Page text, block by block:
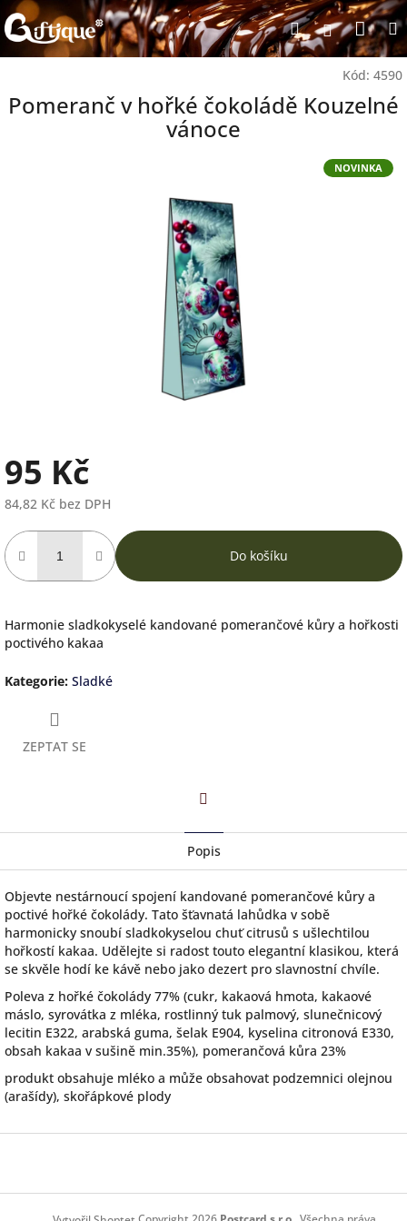
Přejít
na
obsah
Hledat
Kód: 4590
Pomeranč v hořké čokoládě Kouzelné
vánoce
NOVINKA
95 Kč
84,82 Kč bez DPH
cena:
Do košíku
Harmonie sladkokyselé kandované pomerančové kůry a hořkosti
poctivého kakaa
Kategorie: Sladké
ZEPTAT SE
Popis
Objevte nestárnoucí spojení kandované pomerančové kůry a
poctivé hořké čokolády. Tato šťavnatá lahůdka v sobě
harmonicky snoubí sladkokyselou chuť citrusů s ušlechtilou
hořkostí kakaa. Udělejte si radost touto elegantní klasikou, která
se skvěle hodí ke kávě nebo jako dezert pro slavnostní chvíle.
Poleva z hořké čokolády 77% (cukr, kakaová hmota, kakaové
máslo, syrovátka z mléka, rostlinný tuk palmový, slunečnicový
lecitin E322, arabská guma, šelak E904, kyselina citronová E330,
obsah kakaa v sušině min.35%), pomerančová kůra 23%
produkt obsahuje mléko a může obsahovat podzemnici olejnou
(arašídy), skořápkové plody